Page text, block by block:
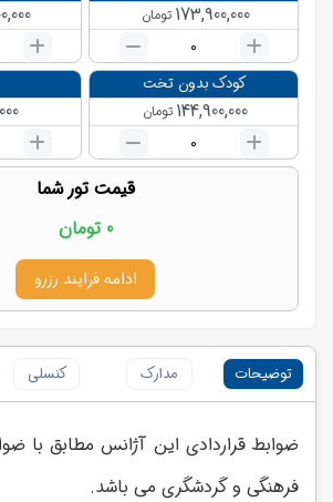
173,900,000 تومان
0
کودک بدون تخت
144,900,000 تومان
0
قیمت تور شما
0 تومان
ادامه فرایند رزرو
توضیحات مدارک کنسلی
ضوابط قراردادی این آژانس مطابق با
فرهنگی و گردشگری می باشد.